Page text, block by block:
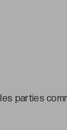
parties